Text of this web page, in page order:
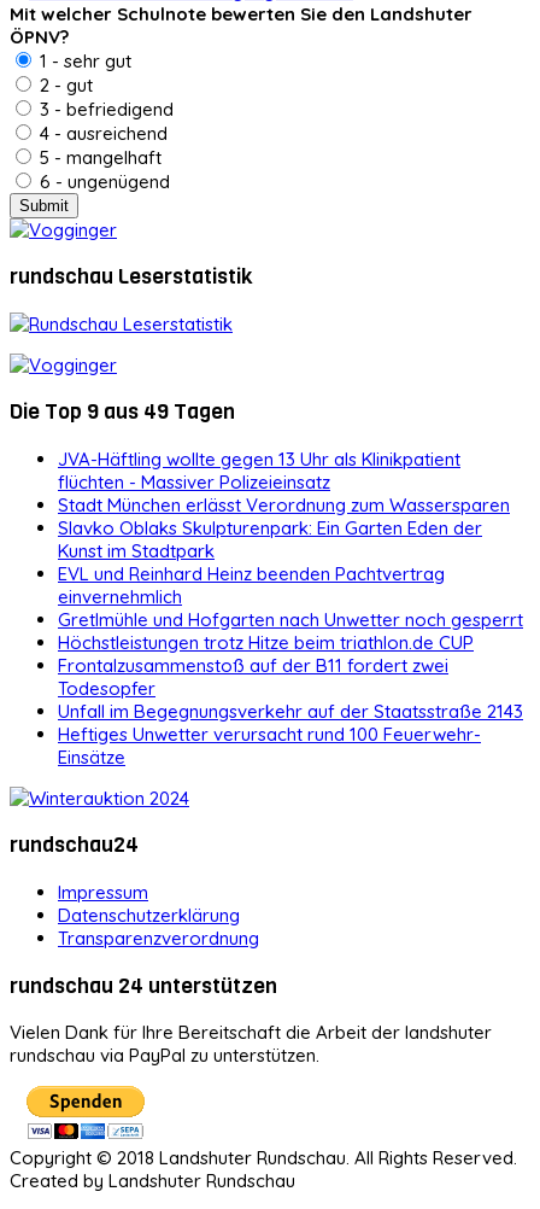
Mit welcher Schulnote bewerten Sie den Landshuter
ÖPNV?
1 - sehr gut
2 - gut
3 - befriedigend
4 - ausreichend
5 - mangelhaft
6 - ungenügend
rundschau Leserstatistik
Die Top 9 aus 49 Tagen
JVA-Häftling wollte gegen 13 Uhr als Klinikpatient
flüchten - Massiver Polizeieinsatz
Stadt München erlässt Verordnung zum Wassersparen
Slavko Oblaks Skulpturenpark: Ein Garten Eden der
Kunst im Stadtpark
EVL und Reinhard Heinz beenden Pachtvertrag
einvernehmlich
Gretlmühle und Hofgarten nach Unwetter noch gesperrt
Höchstleistungen trotz Hitze beim triathlon.de CUP
Frontalzusammenstoß auf der B11 fordert zwei
Todesopfer
Unfall im Begegnungsverkehr auf der Staatsstraße 2143
Heftiges Unwetter verursacht rund 100 Feuerwehr-
Einsätze
rundschau24
Impressum
Datenschutzerklärung
Transparenzverordnung
rundschau 24 unterstützen
Vielen Dank für Ihre Bereitschaft die Arbeit der landshuter
rundschau via PayPal zu unterstützen.
Copyright © 2018 Landshuter Rundschau. All Rights Reserved.
Created by Landshuter Rundschau